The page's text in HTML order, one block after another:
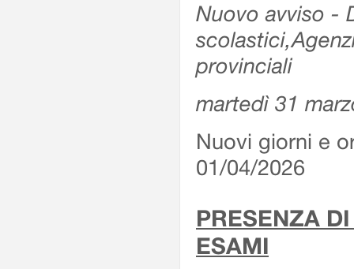
Nuovo avviso -
provinciali
martedì 31
Nuovi giorni e
01/04/2026
PRESENZA
ESAMI